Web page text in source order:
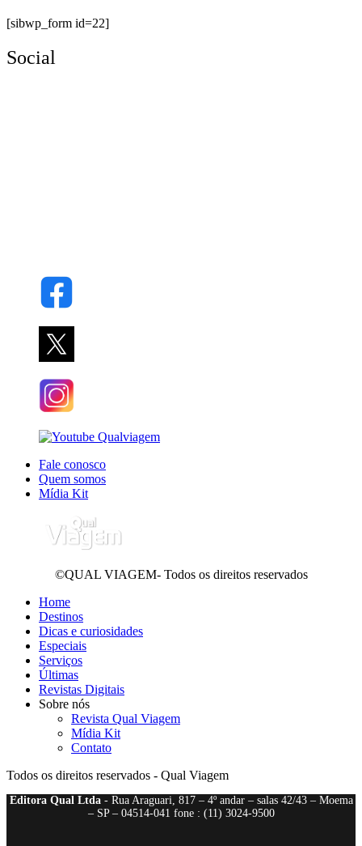
[sibwp_form id=22]
Social
Fale conosco
Quem somos
Mídia Kit
©QUAL VIAGEM- Todos os direitos reservados
Home
Destinos
Dicas e curiosidades
Especiais
Serviços
Últimas
Revistas Digitais
Sobre nós
Revista Qual Viagem
Mídia Kit
Contato
Todos os direitos reservados - Qual Viagem
Editora Qual Ltda- Rua Araguari, 817 – 4º andar – salas 42/43 – Moema
– SP – 04514-041 fone : (11) 3024-9500